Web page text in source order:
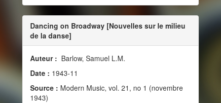
Dancing on Broadway [Nouvelles sur le milieu
de la danse]
Auteur : Barlow, Samuel L.M.
Date : 1943-11
Source : Modern Music, vol. 21, no 1 (novembre
1943)